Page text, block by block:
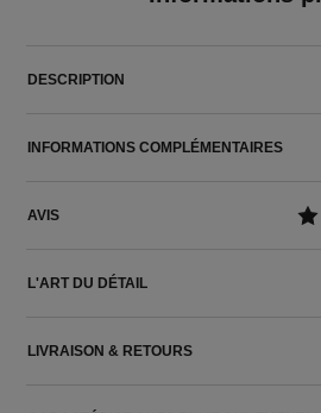
DESCRIPTION
INFORMATIONS COMPLÉMENTAIRES
AVIS
L'ART DU DÉTAIL
LIVRAISON & RETOURS